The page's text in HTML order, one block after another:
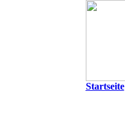
Startseite